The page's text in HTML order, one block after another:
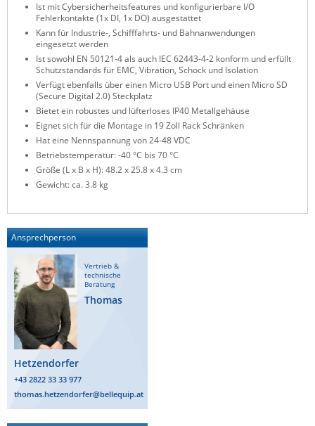
News zu unseren Herstellern
Ist mit Cybersicherheitsfeatures und konfigurierbare I/O
Fehlerkontakte (1x DI, 1x DO) ausgestattet
Kann für Industrie-, Schifffahrts- und Bahnanwendungen
eingesetzt werden
Ist sowohl EN 50121-4 als auch IEC 62443-4-2 konform und erfüllt
Schutzstandards für EMC, Vibration, Schock und Isolation
Verfügt ebenfalls über einen Micro USB Port und einen Micro SD
(Secure Digital 2.0) Steckplatz
Bietet ein robustes und lüfterloses IP40 Metallgehäuse
Eignet sich für die Montage in 19 Zoll Rack Schränken
Hat eine Nennspannung von 24-48 VDC
Betriebstemperatur: -40 °C bis 70 °C
Größe (L x B x H): 48.2 x 25.8 x 4.3 cm
Gewicht: ca. 3.8 kg
Ansprechperson
Vertrieb &
technische
Beratung
Thomas
Hetzendorfer
+43 2822 33 33 977
thomas.hetzendorfer@bellequip.at